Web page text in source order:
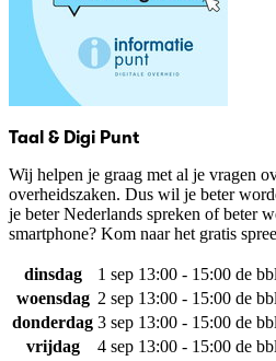
Taal & Digi Punt
Wij helpen je graag met al je vragen
overheidszaken. Dus wil je beter
je beter Nederlands spreken of beter
smartphone? Kom naar het gratis
dinsdag 1 sep 13:00 - 15:00 de
woensdag 2 sep 13:00 - 15:00 de
donderdag 3 sep 13:00 - 15:00 de
vrijdag
4 sep 13:00 - 15:00 de